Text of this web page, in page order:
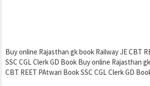
Buy online Rajasthan gk book Railway JE CBT
SSC CGL Clerk GD Book Buy online Rajasthan
CBT REET PAtwari Book SSC CGL Clerk GD